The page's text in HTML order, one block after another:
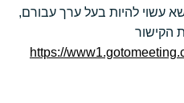
עשוי להיות בעל ערך עבורם,
הקישור
https://